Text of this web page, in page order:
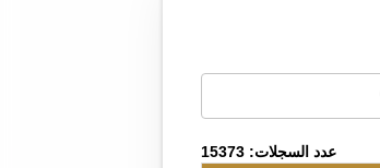
عدد السجلات: 15373